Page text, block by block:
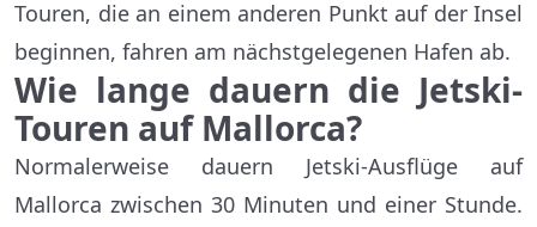
Touren, die an einem anderen Punkt auf der Insel
beginnen, fahren am nächstgelegenen Hafen ab.
Wie lange dauern die Jetski-
Touren auf Mallorca?
Normalerweise dauern Jetski-Ausflüge auf
Mallorca zwischen 30 Minuten und einer Stunde.